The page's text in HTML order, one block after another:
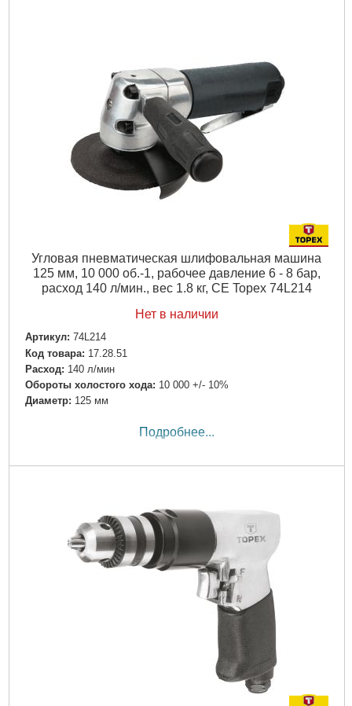
Угловая пневматическая шлифовальная машина
125 мм, 10 000 об.-1, рабочее давление 6 - 8 бар,
расход 140 л/мин., вес 1.8 кг, CE Topex 74L214
Нет в наличии
Артикул: 74L214
Код товара: 17.28.51
Расход: 140 л/мин
Обороты холостого хода: 10 000 +/- 10%
Диаметр: 125 мм
Подробнее...